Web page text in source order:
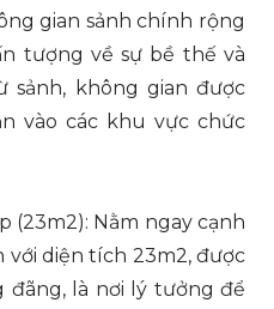
gian sảnh chính rộng
tượng về sự bề thế và
sảnh, không gian được
vào các khu vực chức
(23m2): Nằm ngay cạnh
với diện tích 23m2, được
đãng, là nơi lý tưởng để